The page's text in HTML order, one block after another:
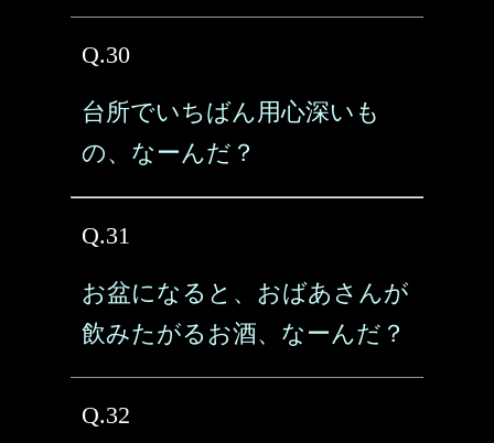
Q.30
台所でいちばん用心深いも
の、なーんだ？
Q.31
お盆になると、おばあさんが
飲みたがるお酒、なーんだ？
Q.32